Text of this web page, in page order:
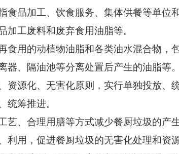
加工、饮食服务、集体供餐等单位和
工废料和废弃食用油脂等。
用的动植物油脂和各类油水混合物，
、隔油池等分离处置后产生的油脂等。
化、无害化原则，实行单独投放、
统筹推进。
、合理用膳等方式减少餐厨垃圾的产生
用，促进餐厨垃圾的无害化处理和资源